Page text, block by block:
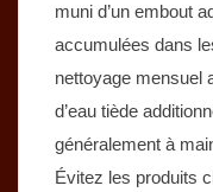
muni d’un embout
accumulées dans
nettoyage mensuel
d’eau tiède
généralement à
Évitez les produits